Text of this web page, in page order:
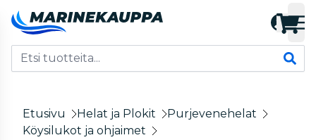
Etusivu Helat ja Plokit
Purjevenehelat
Köysilukot ja ohjaimet